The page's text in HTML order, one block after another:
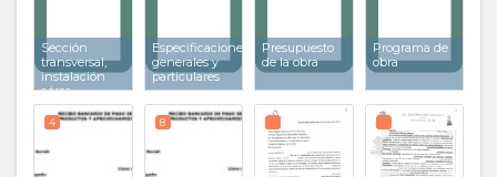
Sección
transversal,
instalación
aérea
Especificaciones
generales y
particulares
Presupuesto
de la obra
Programa de
obra
4 8